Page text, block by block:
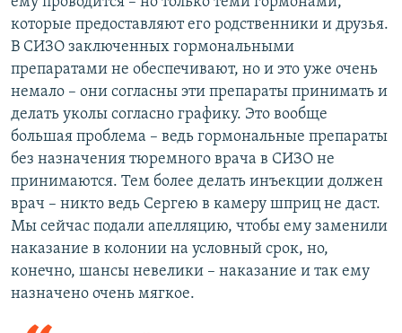
которые предоставляют его родственники и друзья.
В СИЗО заключенных гормональными
препаратами не обеспечивают, но и это уже очень
немало – они согласны эти препараты принимать и
делать уколы согласно графику. Это вообще
большая проблема – ведь гормональные препараты
без назначения тюремного врача в СИЗО не
принимаются. Тем более делать инъекции должен
врач – никто ведь Сергею в камеру шприц не даст.
Мы сейчас подали апелляцию, чтобы ему заменили
наказание в колонии на условный срок, но,
конечно, шансы невелики – наказание и так ему
назначено очень мягкое.